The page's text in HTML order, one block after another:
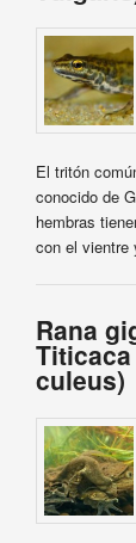
El tritón
conocido de
hembras
con el vientre
Rana
culeus)